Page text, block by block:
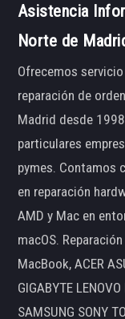
Asistencia
Norte de
Ofrecemos
reparación de
Madrid desde
particulares
pymes. Contamos
en reparación
AMD y Mac en
macOS.
MacBook, ACER
GIGABYTE
SAMSUNG SONY